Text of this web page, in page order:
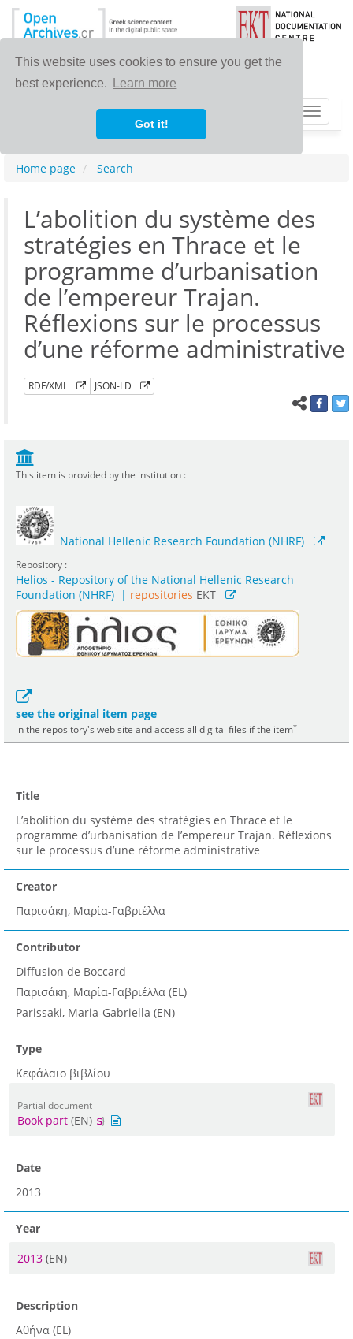
This website uses cookies to ensure you get the
best experience.
Learn more
Got it!
Toggle
Home page Search
L’abolition du système des
stratégies en Thrace et le
programme d’urbanisation
de l’empereur Trajan.
Réflexions sur le processus
d’une réforme administrative
RDF/XML JSON-LD
This item is provided by the institution :
National Hellenic Research Foundation (NHRF)
Repository :
Helios - Repository of the National Hellenic Research
Foundation (NHRF) | repositories EKT
see the original item page
in the repository's web site and access all digital files if the item*
Title
L’abolition du système des stratégies en Thrace et le
programme d’urbanisation de l’empereur Trajan. Réflexions
sur le processus d’une réforme administrative
Creator
Παρισάκη, Μαρία-Γαβριέλλα
Contributor
Diffusion de Boccard
Παρισάκη, Μαρία-Γαβριέλλα (EL)
Parissaki, Maria-Gabriella (EN)
Type
Κεφάλαιο βιβλίου
Partial document
Book part (EN)
Date
2013
Year
2013 (EN)
Description
Αθήνα (EL)